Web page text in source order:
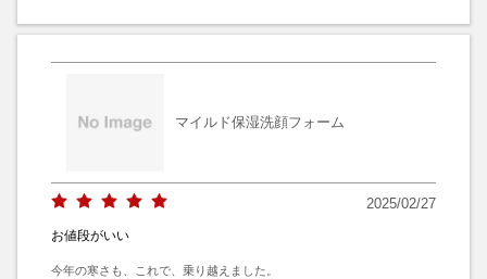
マイルド保湿洗顔フォーム
2025/02/27
お値段がいい
今年の寒さも、これで、乗り越えました。